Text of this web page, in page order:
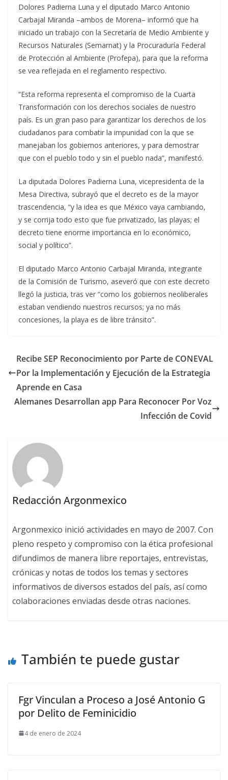
Dolores Padierna Luna y el diputado Marco Antonio
Carbajal Miranda –ambos de Morena– informó que ha
iniciado un trabajo con la Secretaría de Medio Ambiente y
Recursos Naturales (Semarnat) y la Procuraduría Federal
de Protección al Ambiente (Profepa), para que la reforma
se vea reflejada en el reglamento respectivo.
“Esta reforma representa el compromiso de la Cuarta
Transformación con los derechos sociales de nuestro
país. Es un gran paso para garantizar los derechos de los
ciudadanos para combatir la impunidad con la que se
manejaban los gobiernos anteriores, y para demostrar
que con el pueblo todo y sin el pueblo nada”, manifestó.
La diputada Dolores Padierna Luna, vicepresidenta de la
Mesa Directiva, subrayó que el decreto es de la mayor
trascendencia, “y la idea es que México vaya cambiando,
y se corrija todo esto que fue privatizado, las playas; el
decreto tiene enorme importancia en lo económico,
social y político”.
El diputado Marco Antonio Carbajal Miranda, integrante
de la Comisión de Turismo, aseveró que con este decreto
llegó la justicia, tras ver “como los gobiernos neoliberales
estaban vendiendo nuestros recursos; ya no más
concesiones, la playa es de libre tránsito”.
Recibe SEP Reconocimiento por Parte de CONEVAL
Por la Implementación y Ejecución de la Estrategia
Aprende en Casa
Alemanes Desarrollan app Para Reconocer Por Voz
Infección de Covid
Redacción Argonmexico
Argonmexico inició actividades en mayo de 2007. Con
pleno respeto y compromiso con la ética profesional
difundimos de manera libre reportajes, entrevistas,
crónicas y notas de todos los temas y sectores
informativos de diversos estados del país, así como
colaboraciones enviadas desde otras naciones.
También te puede gustar
Fgr Vinculan a Proceso a José Antonio G
por Delito de Feminicidio
4 de enero de 2024